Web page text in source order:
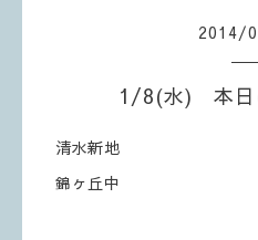
2014/
1/8(水) 本日
清水新地
錦ヶ丘中